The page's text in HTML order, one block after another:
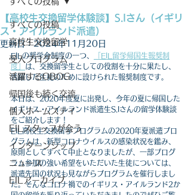
すべての投稿
高校生交換留学
受入プログラム
活躍するOBOG
帰国後も続く交流
個人ホームステイ
EILスタッフが会う
インターンシップ
ニュース
EILアーカイブ
【高校生交換留学体験談】S.Iさん（イギリ
ス・アイルランド派遣）
更新日：2024年11月20日
EILの奨学金制度の一つ、
「EIL留学帰国生報奨制
度」 は、交換留学生としての役割を十分に果たし、
活躍した生徒のために設けられた報奨制度です。
本日は、2020年度夏に出発し、今年の夏に帰国した
イギリス・アイルランド派遣生S.Iさんの留学体験談
をご紹介します！
EIL高校生交換留学プログラムの2020年夏派遣プロ
グラムは、新型コロナウイルスの感染状況を鑑み、
原則としてすべて中止となりましたが、一部プログ
ラム参加の強い希望をいただいた生徒については、
派遣先国の状況も見ながらプログラムを催行しまし
た。そんなコロナ禍でのイギリス・アイルランド2か